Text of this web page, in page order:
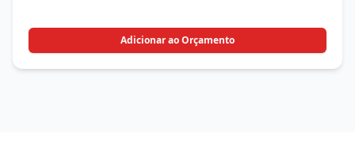
Adicionar ao Orçamento